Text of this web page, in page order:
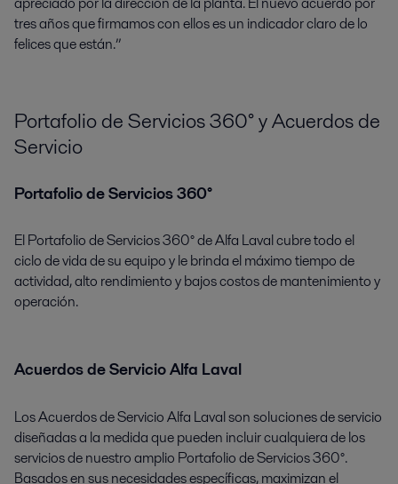
tres años que firmamos con ellos es un indicador claro de lo
felices que están.”
Portafolio de Servicios 360° y Acuerdos de
Servicio
Portafolio de Servicios 360°
El Portafolio de Servicios 360° de Alfa Laval cubre todo el
ciclo de vida de su equipo y le brinda el máximo tiempo de
actividad, alto rendimiento y bajos costos de mantenimiento y
operación.
Acuerdos de Servicio Alfa Laval
Los Acuerdos de Servicio Alfa Laval son soluciones de servicio
diseñadas a la medida que pueden incluir cualquiera de los
servicios de nuestro amplio Portafolio de Servicios 360°.
Basados en sus necesidades específicas, maximizan el